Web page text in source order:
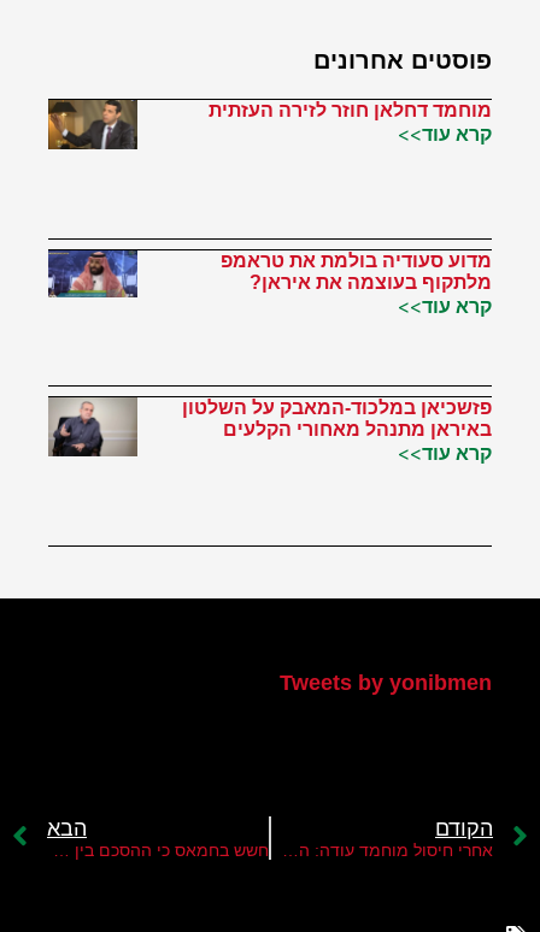
פוסטים אחרונים
מוחמד דחלאן חוזר לזירה העזתית
קרא עוד>>
מדוע סעודיה בולמת את טראמפ
מלתקוף בעוצמה את איראן?
קרא עוד>>
פזשכיאן במלכוד-המאבק על השלטון
באיראן מתנהל מאחורי הקלעים
קרא עוד>>
Tweets by yonibmen
הקודם הבא